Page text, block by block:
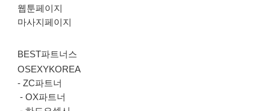
웹툰페이지
마사지페이지
BEST파트너스
OSEXYKOREA
-ZC파트너
-OX파트너